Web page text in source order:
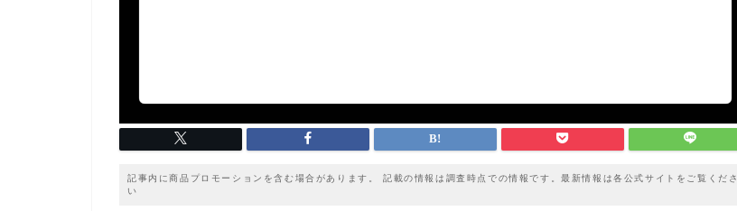
記事内に商品プロモーションを含む場合があります。 記載の情報は調査時点での情報です。最新情報は各公式サイトをご覧くださ
い